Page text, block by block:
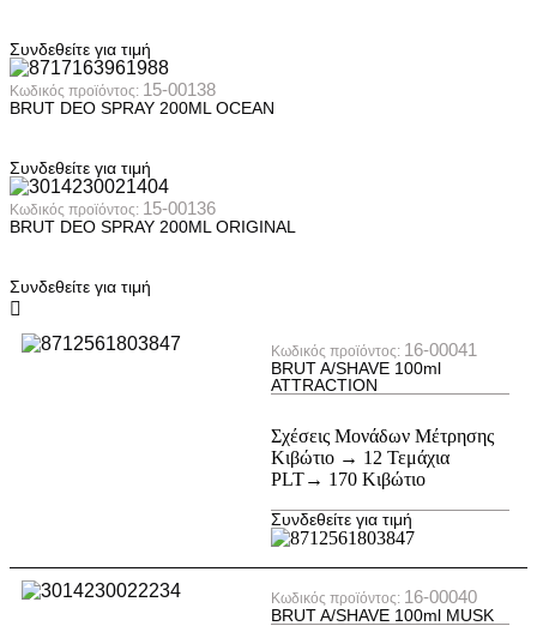
Συνδεθείτε για τιμή
Κωδικός προϊόντος: 15-00138
BRUT DEO SPRAY 200ML OCEAN
Συνδεθείτε για τιμή
Κωδικός προϊόντος: 15-00136
BRUT DEO SPRAY 200ML ORIGINAL
Συνδεθείτε για τιμή
Κωδικός προϊόντος: 16-00041
BRUT A/SHAVE 100ml
ATTRACTION
Σχέσεις Μονάδων Μέτρησης
Κιβώτιο → 12 Τεμάχια
PLT→ 170 Κιβώτιο
Συνδεθείτε για τιμή
Κωδικός προϊόντος: 16-00040
BRUT A/SHAVE 100ml MUSK